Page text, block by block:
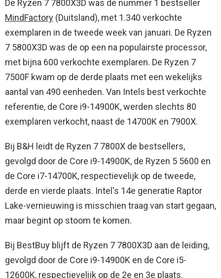
De Ryzen 7 7800X3D was de nummer 1 bestseller
MindFactory (Duitsland), met 1.340 verkochte
exemplaren in de tweede week van januari. De Ryzen
7 5800X3D was de op een na populairste processor,
met bijna 600 verkochte exemplaren. De Ryzen 7
7500F kwam op de derde plaats met een wekelijks
aantal van 490 eenheden. Van Intels best verkochte
referentie, de Core i9-14900K, werden slechts 80
exemplaren verkocht, naast de 14700K en 7900X.
Bij B&H leidt de Ryzen 7 7800X de bestsellers,
gevolgd door de Core i9-14900K, de Ryzen 5 5600 en
de Core i7-14700K, respectievelijk op de tweede,
derde en vierde plaats. Intel's 14e generatie Raptor
Lake-vernieuwing is misschien traag van start gegaan,
maar begint op stoom te komen.
Bij BestBuy blijft de Ryzen 7 7800X3D aan de leiding,
gevolgd door de Core i9-14900K en de Core i5-
12600K, respectievelijk op de 2e en 3e plaats.